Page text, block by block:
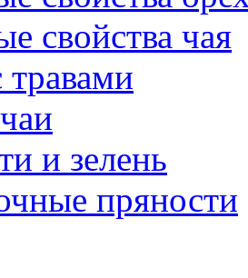
свойства чая
травами
и зелень
пряности